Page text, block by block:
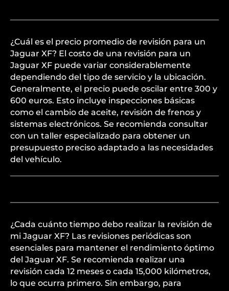
¿Cuál es el precio promedio de revisión para un
Jaguar XF? El costo de una revisión para un
Jaguar XF puede variar considerablemente
dependiendo del tipo de servicio y la ubicación.
Generalmente, el precio puede oscilar entre 300 y
600 euros. Esto incluye inspecciones básicas
como el cambio de aceite, revisión de frenos y
sistemas electrónicos. Se recomienda consultar
con un taller especializado para obtener un
presupuesto preciso adaptado a las necesidades
del vehículo.
¿Cada cuánto tiempo debo realizar la revisión de
mi Jaguar XF? Las revisiones periódicas son
esenciales para mantener el rendimiento óptimo
del Jaguar XF. Se recomienda realizar una
revisión cada 12 meses o cada 15,000 kilómetros,
lo que ocurra primero. Sin embargo, para